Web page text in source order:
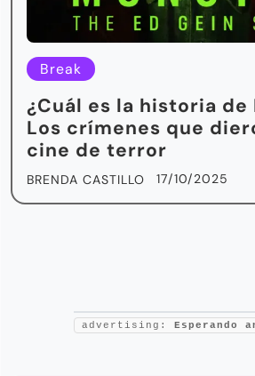
Break
¿Cuál es la historia de
Los crímenes que
cine de terror
BRENDA CASTILLO 17/10/2025
advertising: Esperando